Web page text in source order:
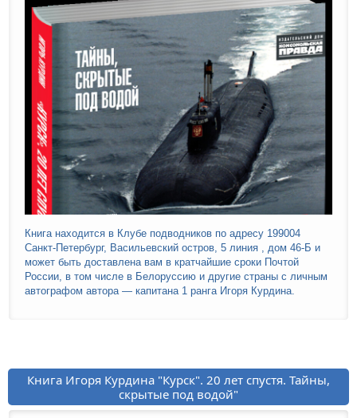
Книга находится в Клубе подводников по адресу 199004
Санкт-Петербург, Васильевский остров, 5 линия , дом 46-Б и
может быть доставлена вам в кратчайшие сроки Почтой
России, в том числе в Белоруссию и другие страны с личным
автографом автора — капитана 1 ранга Игоря Курдина.
Книга Игоря Курдина "Курск". 20 лет спустя. Тайны,
скрытые под водой"